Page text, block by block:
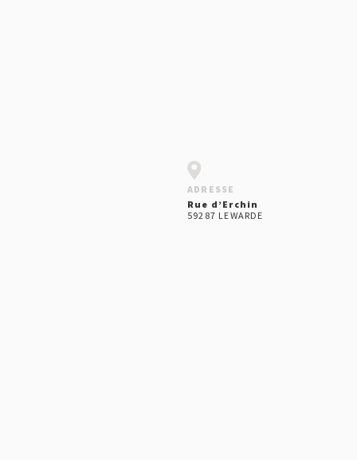
ADRESSE
Rue d’Erchin
59287 LEWARDE